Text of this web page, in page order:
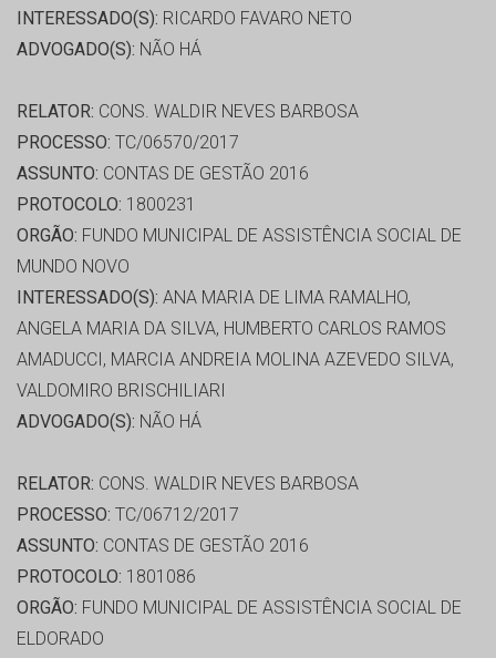
INTERESSADO(S): RICARDO FAVARO NETO
ADVOGADO(S): NÃO HÁ
RELATOR: CONS. WALDIR NEVES BARBOSA
PROCESSO: TC/06570/2017
ASSUNTO: CONTAS DE GESTÃO 2016
PROTOCOLO: 1800231
ORGÃO: FUNDO MUNICIPAL DE ASSISTÊNCIA SOCIAL DE
MUNDO NOVO
INTERESSADO(S): ANA MARIA DE LIMA RAMALHO,
ANGELA MARIA DA SILVA, HUMBERTO CARLOS RAMOS
AMADUCCI, MARCIA ANDREIA MOLINA AZEVEDO SILVA,
VALDOMIRO BRISCHILIARI
ADVOGADO(S): NÃO HÁ
RELATOR: CONS. WALDIR NEVES BARBOSA
PROCESSO: TC/06712/2017
ASSUNTO: CONTAS DE GESTÃO 2016
PROTOCOLO: 1801086
ORGÃO: FUNDO MUNICIPAL DE ASSISTÊNCIA SOCIAL DE
ELDORADO